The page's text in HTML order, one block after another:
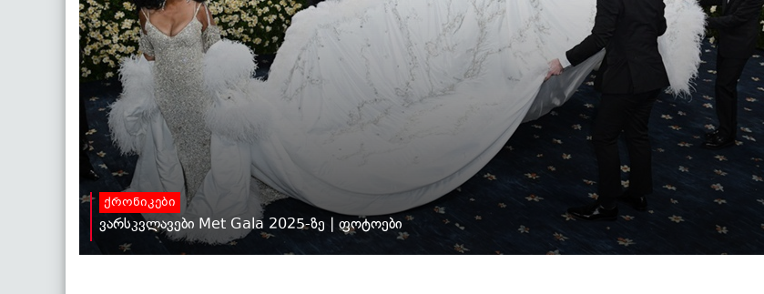
ქრონიკები
ვარსკვლავები Met Gala 2025-ზე | ფოტოები